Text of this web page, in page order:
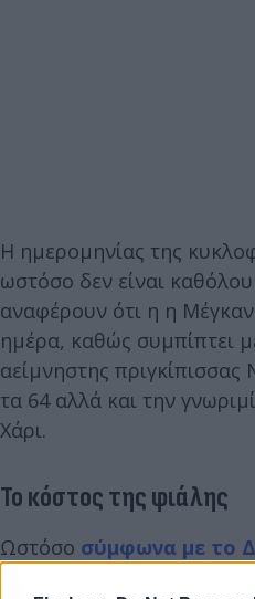
Η ημερομηνίας της
ωστόσο δεν είναι
αναφέρουν ότι η η
ημέρα, καθώς συμπίπτει
αείμνηστης
τα 64 αλλά και την
Χάρι.
Το κόστος της φιάλης
Ωστόσο σύμφωνα με το